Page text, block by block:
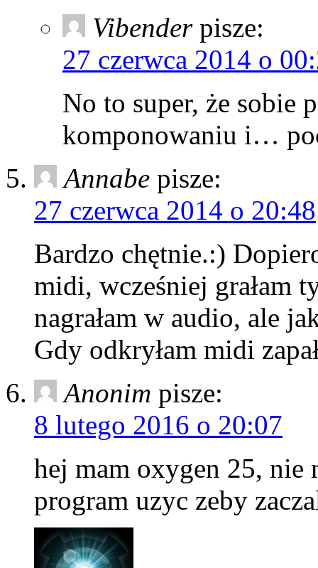
Vibender pisze:
27 czerwca 2014 o
No to super, że sobie
komponowaniu i…
Annabe pisze:
27 czerwca 2014 o 20:48
Bardzo chętnie.:)
midi, wcześniej grałam
nagrałam w audio, ale
Gdy odkryłam midi
Anonim pisze:
8 lutego 2016 o 20:07
hej mam oxygen 25,
program uzyc zeby